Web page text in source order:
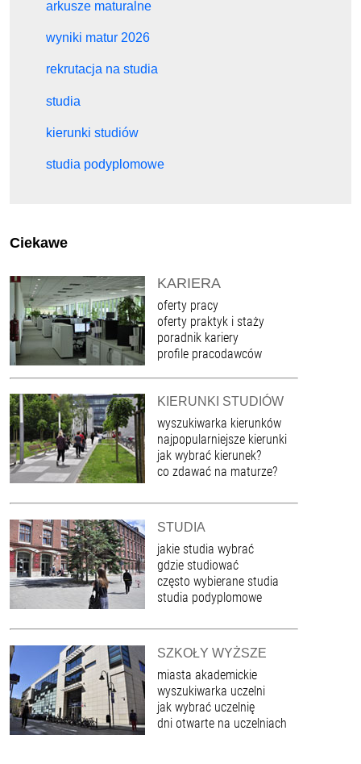
arkusze maturalne
wyniki matur 2026
rekrutacja na studia
studia
kierunki studiów
studia podyplomowe
Ciekawe
KARIERA
oferty pracy
oferty praktyk i staży
poradnik kariery
profile pracodawców
KIERUNKI STUDIÓW
wyszukiwarka kierunków
najpopularniejsze kierunki
jak wybrać kierunek?
co zdawać na maturze?
STUDIA
jakie studia wybrać
gdzie studiować
często wybierane studia
studia podyplomowe
SZKOŁY WYŻSZE
miasta akademickie
wyszukiwarka uczelni
jak wybrać uczelnię
dni otwarte na uczelniach